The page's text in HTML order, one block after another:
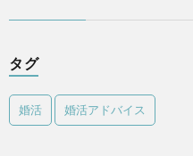
タグ
婚活 婚活アドバイス